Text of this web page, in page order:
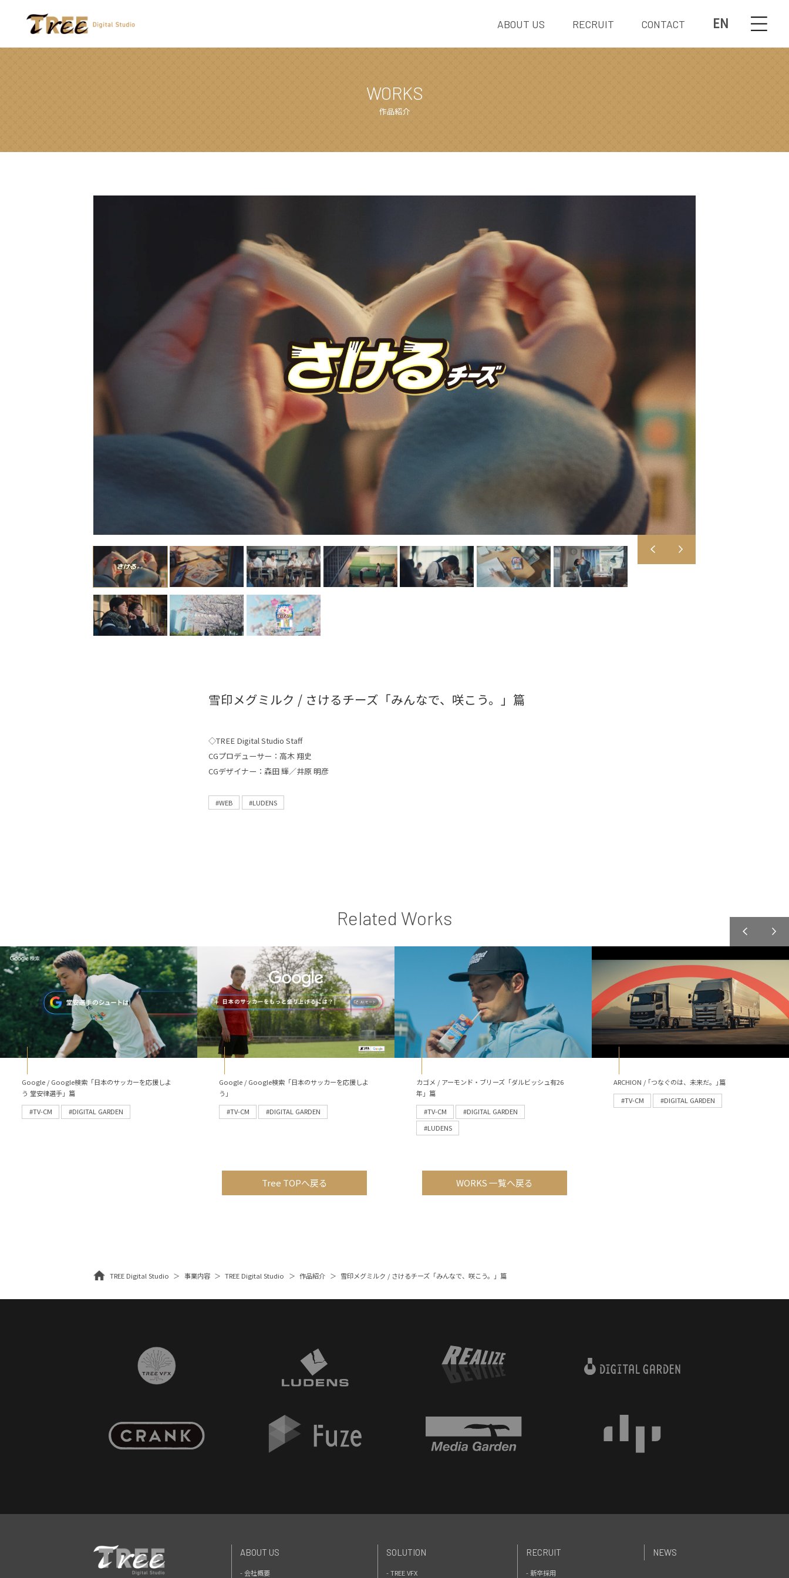
EN
ABOUT US RECRUIT CONTACT
WORKS
作品紹介
雪印メグミルク / さけるチーズ「みんなで、咲こう。」篇
◇TREE Digital Studio Staff
CGプロデューサー：高木 翔史
CGデザイナー：森田 輝／井原 明彦
#WEB #LUDENS
Related Works
Google / Google検索「日本のサッカーを応援しよ
う 堂安律選手」篇
#TV-CM
#DIGITAL GARDEN
Google / Google検索「日本のサッカーを応援しよ
う」
#TV-CM
#DIGITAL GARDEN
カゴメ / アーモンド・ブリーズ「ダルビッシュ有26
年」篇
#TV-CM
#DIGITAL GARDEN
#LUDENS
ARCHION / ｢つなぐのは、未来だ。｣篇
#TV-CM
#DIGITAL GARDEN
Tree TOPへ戻る WORKS 一覧へ戻る
TREE Digital Studio 事業内容 TREE Digital Studio 作品紹介 雪印メグミルク / さけるチーズ「みんなで、咲こう。」篇
ABOUT US
- 会社概要
SOLUTION
- TREE VFX
RECRUIT
- 新卒採用
NEWS